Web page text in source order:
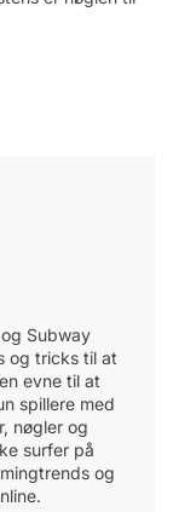
Subway
og tricks til at
evne til at
spillere med
nøgler og
surfer på
og